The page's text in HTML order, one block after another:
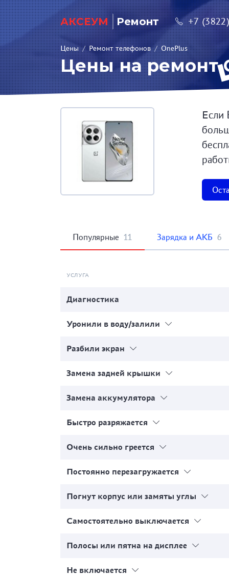
АКСЕУМ Ремонт +7
Цены / Ремонт телефонов / OnePlus
Цены на ремонт
Если
Популярные 11 Зарядка и АКБ 6
УСЛУГА
Диагностика
Уронили в воду/залили
Разбили экран
Замена задней крышки
Замена аккумулятора
Быстро разряжается
Очень сильно греется
Постоянно перезагружается
Погнут корпус или замяты углы
Самостоятельно выключается
Полосы или пятна на дисплее
Не включается